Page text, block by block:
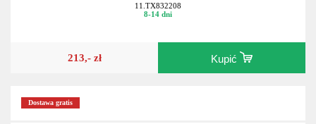
11.TX832208
8-14 dni
213,- zł Kupić
Dostawa gratis